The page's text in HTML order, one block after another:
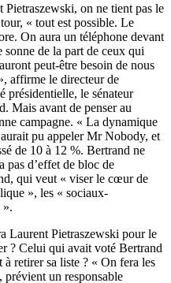
Pietraszewski, on ne tient pas le
« tout est possible. Le
On aura un téléphone devant
sonne de la part de ceux qui
peut-être besoin de nous
affirme le directeur de
présidentielle, le sénateur
Mais avant de penser au
campagne. « La dynamique
pu appeler Mr Nobody, et
de 10 à 12 %. Bertrand ne
pas d’effet de bloc de
qui veut « viser le cœur de
», les « sociaux-
».
Laurent Pietraszewski pour le
? Celui qui avait voté Bertrand
retirer sa liste ? « On fera les
un responsable